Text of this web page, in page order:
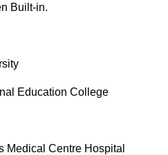
Built-in.
Education College
Medical Centre Hospital